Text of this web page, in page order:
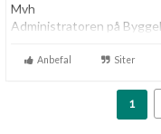
Mvh
Administratoren på
Anbefal Siter
1